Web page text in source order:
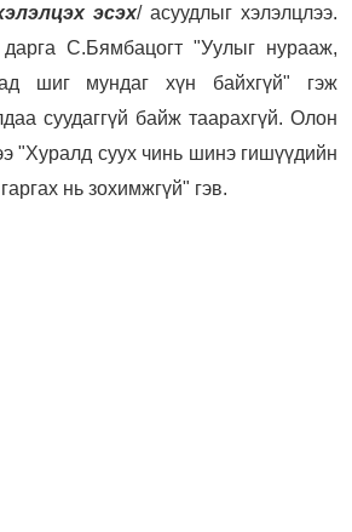
эсэх/ асуудлыг хэлэлцлээ.
С.Бямбацогт "Уулыг нурааж,
шиг мундаг хүн байхгүй" гэж
суудаггүй байж таарахгүй. Олон
"Хуралд суух чинь шинэ гишүүдийн
нь зохимжгүй" гэв.